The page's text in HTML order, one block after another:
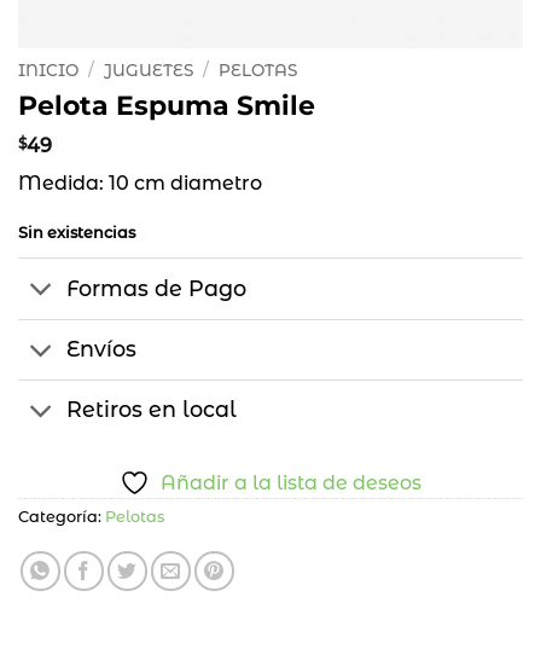
INICIO / JUGUETES / PELOTAS
Pelota Espuma Smile
$49
Medida: 10 cm diametro
Sin existencias
Formas de Pago
Envíos
Retiros en local
Añadir a la lista de deseos
Categoría: Pelotas